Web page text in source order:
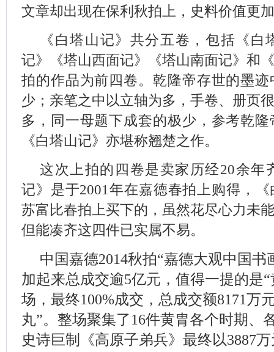
文章却出现在保利秋拍上，史料价值更
《白塔山记》共分五卷，包括《
记》《塔山西面记》《塔山南面记》和
拍的作品为前四卷。乾隆帝存世的墨
少；亲笔之中以立轴为多，手卷、册页
多，同一母题下成套的极少，参考乾
《白塔山记》亦堪称翘楚之作。
这次上拍的四卷是卖家历经20余年
记》是于2001年在嘉德春拍上购得，
苏富比春拍上买下的，虽然花尽心力未
但能凑齐这四件已实属不易。
中国嘉德2014秋拍“嘉德大观中国书
加起来总成交逾5亿元，值得一提的是
场，最终100%成交，总成交额8171万
丸”。整场聚集了16件黄胄各个时期、
史诗巨制《高原子弟兵》最终以3887